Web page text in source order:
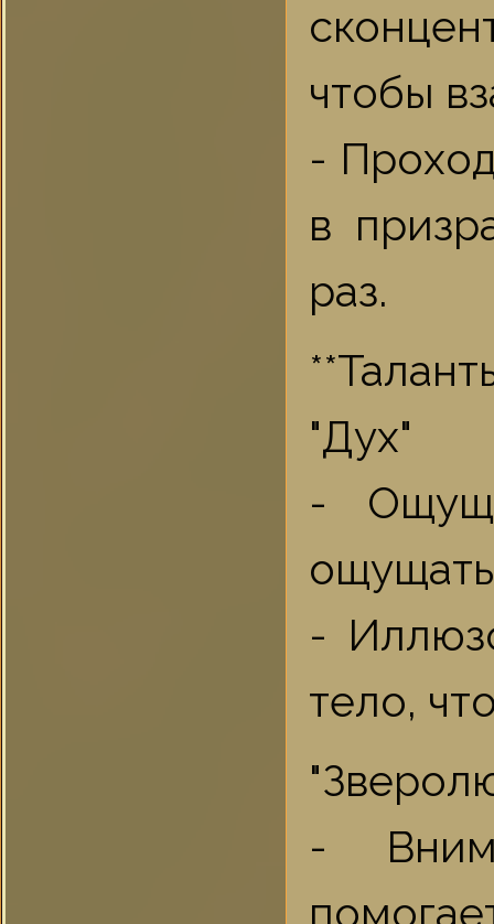
чтобы
-
в
раз.
"Дух"
-
-
тело,
-